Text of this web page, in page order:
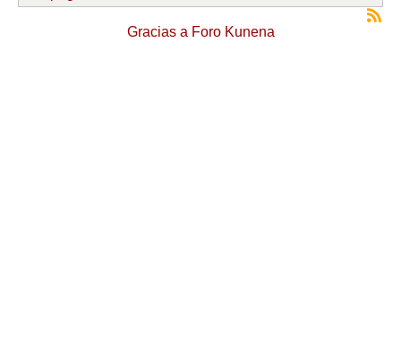
Gracias a Foro Kunena